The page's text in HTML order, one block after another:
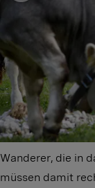
Wanderer, die in
müssen damit